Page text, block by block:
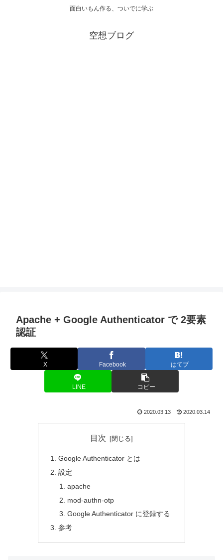
面白いもん作る、ついでに学ぶ
空想ブログ
Apache + Google Authenticator で 2要素
認証
X Facebook はてブ
LINE コピー
2020.03.13 2020.03.14
目次
Google Authenticator とは
設定
apache
mod-authn-otp
Google Authenticator に登録する
参考